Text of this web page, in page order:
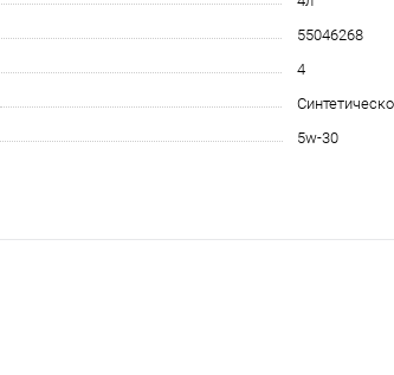
55046268
4
5w-30